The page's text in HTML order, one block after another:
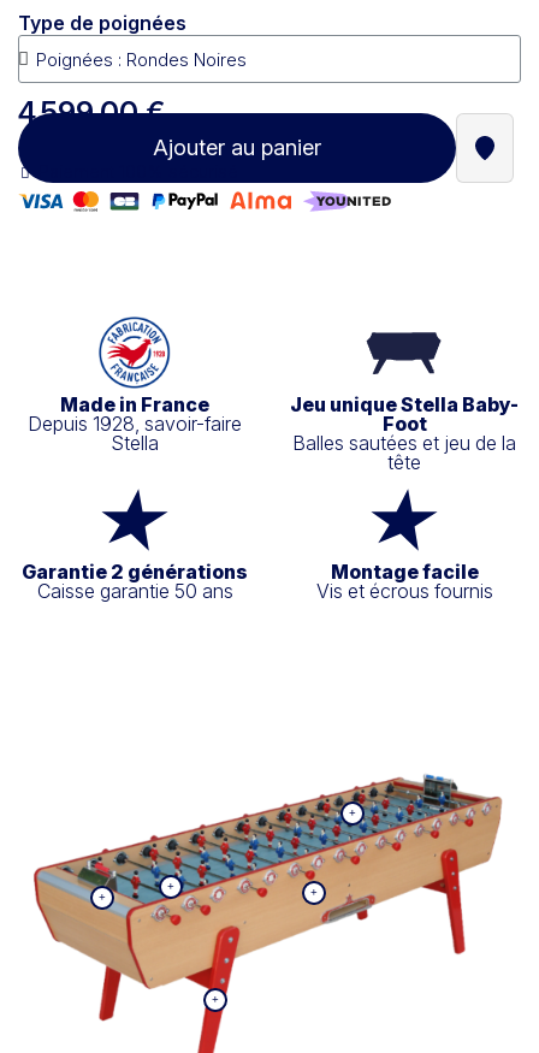
Type de poignées
4 599,00 €
Ajouter au panier
Made in France
Depuis 1928, savoir-faire
Stella
Jeu unique Stella Baby-
Foot
Balles sautées et jeu de la
tête
Garantie 2 générations
Caisse garantie 50 ans
Montage facile
Vis et écrous fournis